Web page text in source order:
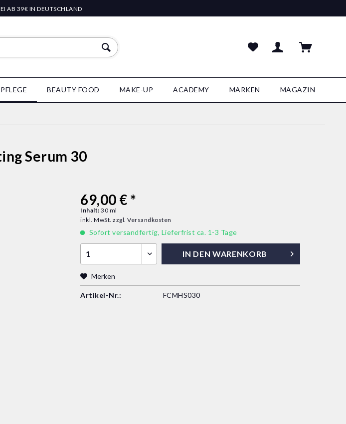
AB 39€ IN DEUTSCHLAND
PFLEGE BEAUTY FOOD MAKE-UP ACADEMY MARKEN MAGAZIN
Serum 30
69,00 € *
Inhalt:30 ml
inkl. MwSt.zzgl. Versandkosten
Sofort versandfertig, Lieferfrist ca. 1-3 Tage
IN DEN WARENKORB
Merken
Artikel-Nr.: FCMHS030